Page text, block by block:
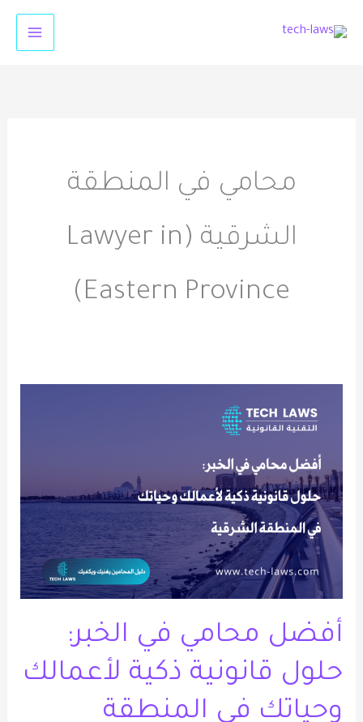
محامي في المنطقة
الشرقية (Lawyer in
Eastern Province)
أفضل محامي في الخبر:
حلول قانونية ذكية لأعمالك
وحياتك في المنطقة
محامي
الخبر:
حلول
قانونية
ذكية
لأعمالك
وحياتك
المنطقة
الشرقية